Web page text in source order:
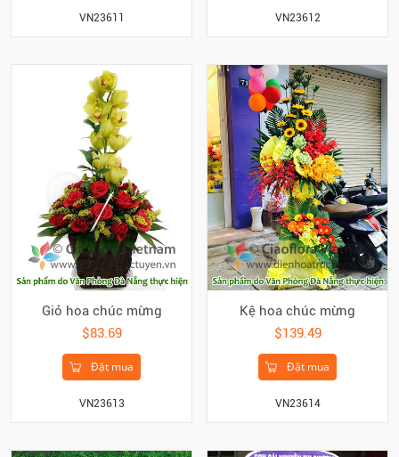
VN23611 VN23612
Giỏ hoa chúc mừng
$83.69
Đặt mua
VN23613
Kệ hoa chúc mừng
$139.49
Đặt mua
VN23614